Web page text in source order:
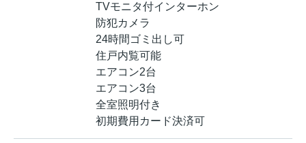
TVモニタ付インターホン
防犯カメラ
24時間ゴミ出し可
住戸内覧可能
エアコン2台
エアコン3台
全室照明付き
初期費用カード決済可